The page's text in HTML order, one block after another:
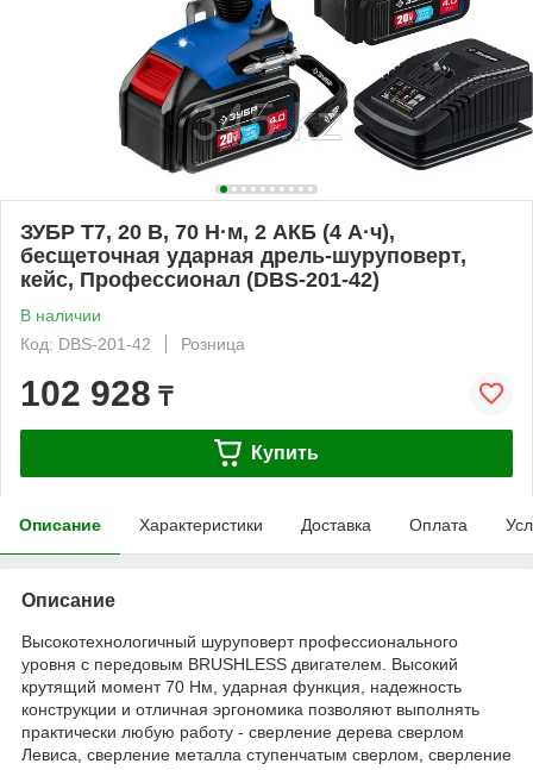
ЗУБР Т7, 20 В, 70 Н·м, 2 АКБ (4 А·ч),
бесщеточная ударная дрель-шуруповерт,
кейс, Профессионал (DBS-201-42)
В наличии
Код: DBS-201-42
Розница
102 928 ₸
Купить
Описание Характеристики Доставка Оплата
Описание
Высокотехнологичный шуруповерт профессионального
уровня с передовым BRUSHLESS двигателем. Высокий
крутящий момент 70 Нм, ударная функция, надежность
конструкции и отличная эргономика позволяют выполнять
практически любую работу - сверление дерева сверлом
Левиса, сверление металла ступенчатым сверлом, сверление